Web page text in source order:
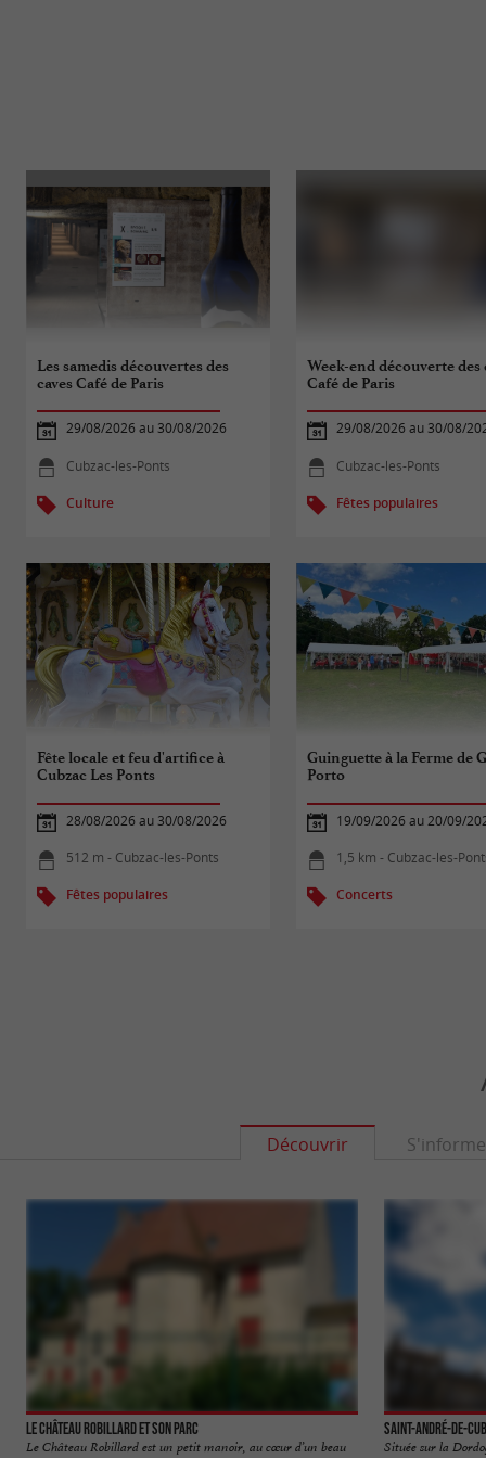
Les samedis découvertes des
caves Café de Paris
29/08/2026 au 30/08/2026
Cubzac-les-Ponts
Culture
Week-end découverte des
Café de Paris
29/08/2026 au 30/08/
Cubzac-les-Ponts
Fêtes populaires
Fête locale et feu d'artifice à
Cubzac Les Ponts
28/08/2026 au 30/08/2026
512 m - Cubzac-les-Ponts
Fêtes populaires
Guinguette à la Ferme de
Porto
19/09/2026 au 20/09/
1,5 km - Cubzac-les-
Concerts
Découvrir
Le Château Robillard et son parc
Le Château Robillard est un petit manoir, au cœur d’un beau
Saint-André-de-
Située sur la